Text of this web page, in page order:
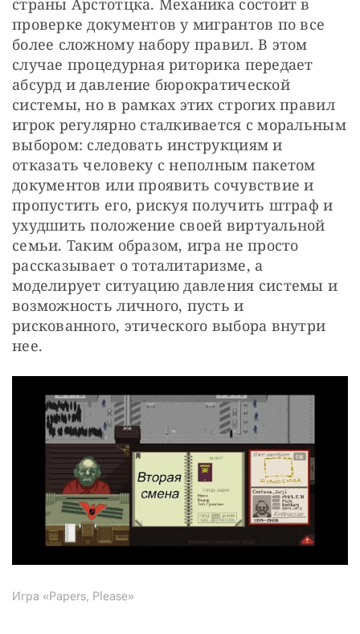
страны Арстотцка. Механика состоит в
проверке документов у мигрантов по все
более сложному набору правил. В этом
случае процедурная риторика передает
абсурд и давление бюрократической
системы, но в рамках этих строгих правил
игрок регулярно сталкивается с моральным
выбором: следовать инструкциям и
отказать человеку с неполным пакетом
документов или проявить сочувствие и
пропустить его, рискуя получить штраф и
ухудшить положение своей виртуальной
семьи. Таким образом, игра не просто
рассказывает о тоталитаризме, а
моделирует ситуацию давления системы и
возможность личного, пусть и
рискованного, этического выбора внутри
нее.
Игра «Papers, Please»